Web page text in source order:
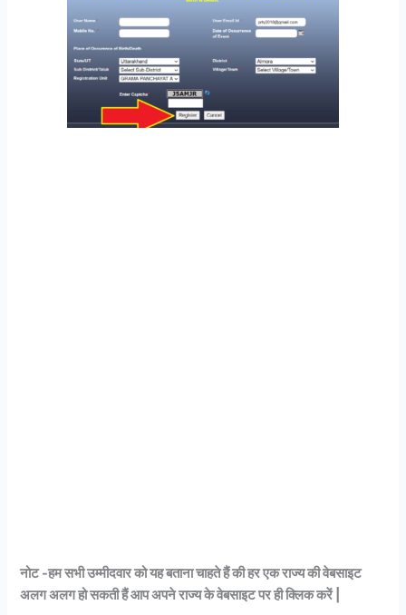
नोट -हम सभी उम्मीदवार को यह बताना चाहते हैं की हर एक राज्य की वेबसाइट
अलग अलग हो सकती हैं आप अपने राज्य के वेबसाइट पर ही क्लिक करें |